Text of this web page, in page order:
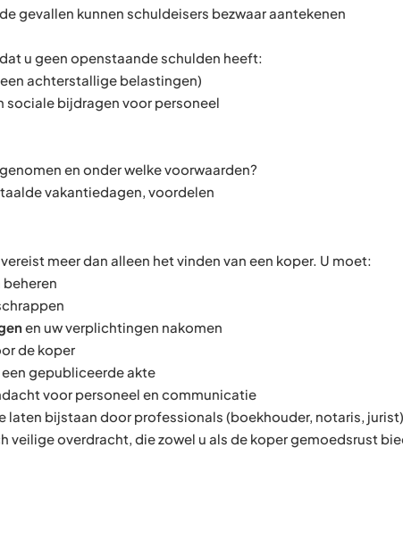
gevallen kunnen schuldeisers bezwaar aantekenen
u geen openstaande schulden heeft:
achterstallige belastingen)
sociale bijdragen voor personeel
en onder welke voorwaarden?
vakantiedagen, voordelen
meer dan alleen het vinden van een koper. U moet:
en uw verplichtingen nakomen
de koper
gepubliceerde akte
voor personeel en communicatie
laten bijstaan door professionals (boekhouder, notaris,
veilige overdracht, die zowel u als de koper gemoedsrust